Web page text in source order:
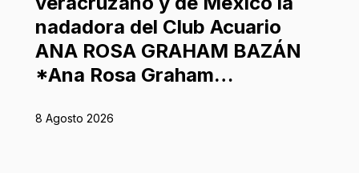
nadadora del Club Acuario
ANA ROSA GRAHAM BAZÁN
*Ana Rosa Graham…
8 Agosto 2026